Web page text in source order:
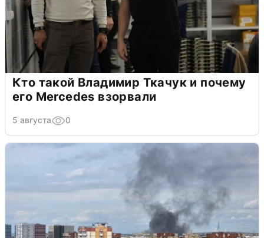
Кто такой Владимир Ткачук и почему
его Mercedes взорвали
5 августа 0